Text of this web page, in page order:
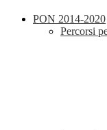
PON 2014-2020
Percorsi